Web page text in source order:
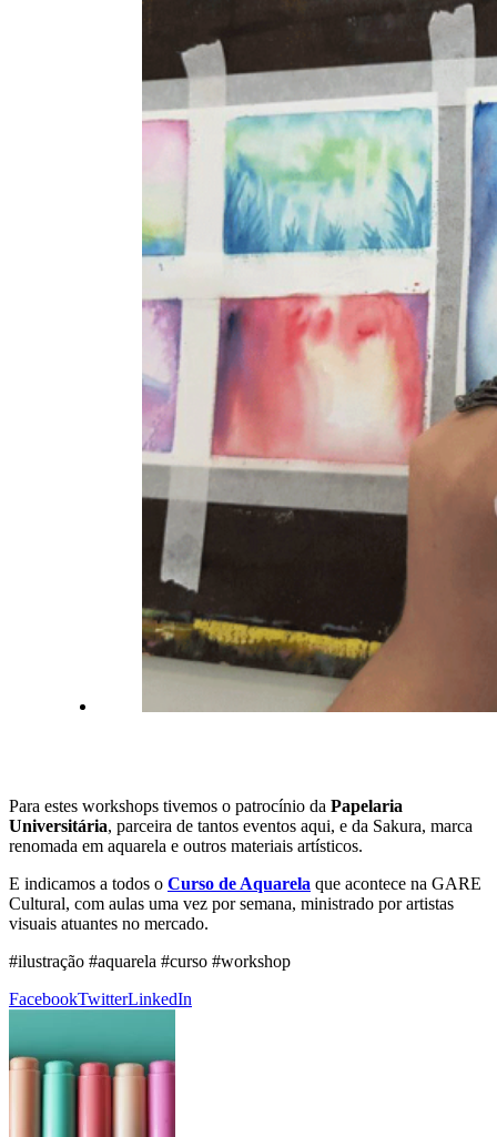
Para estes workshops tivemos o patrocínio da Papelaria
Universitária, parceira de tantos eventos aqui, e da Sakura, marca
renomada em aquarela e outros materiais artísticos.
E indicamos a todos o Curso de Aquarela que acontece na GARE
Cultural, com aulas uma vez por semana, ministrado por artistas
visuais atuantes no mercado.
#ilustração #aquarela #curso #workshop
FacebookTwitterLinkedIn